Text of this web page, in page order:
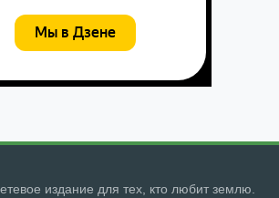
издание для тех, кто любит землю.